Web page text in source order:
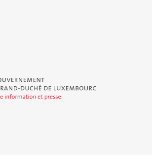
du Grand-Duché de Luxembourg - Service